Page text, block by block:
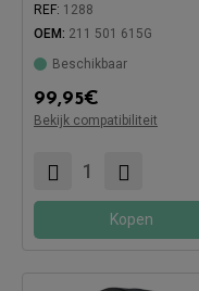
REF: 1288
OEM: 211 501 615G
Beschikbaar
99,95€
Bekijk compatibiliteit
Compatibel met:
Kopen